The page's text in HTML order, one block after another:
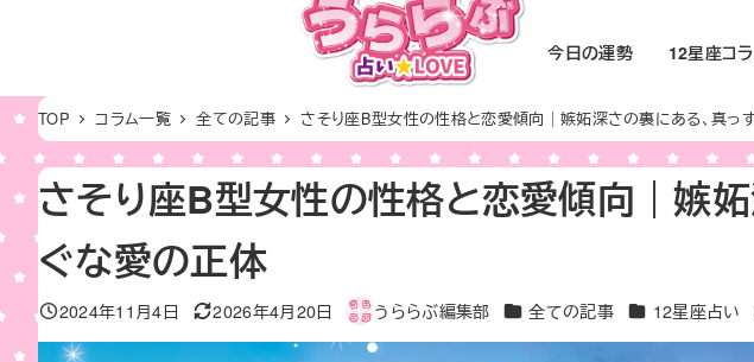
コ
ン
ツ
へ
移
動
今日の運勢 12星座コ
TOP コラム一覧 全ての記事 さそり座B型女性の性格と恋愛傾向｜嫉妬深さの裏にある、真っ
さそり座B型女性の性格と恋愛傾向｜嫉
ぐな愛の正体
投稿日
2024年11月4日
更新日
2026年4月20日
著
うららぶ編集部 カテゴリー
全ての記事 カテゴリー
12星座占い